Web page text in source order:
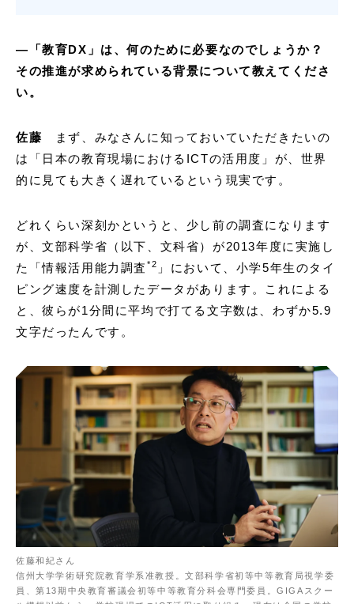
―「教育DX」は、何のために必要なのでしょうか？
その推進が求められている背景について教えてくださ
い。
佐藤
まず、みなさんに知っておいていただきたいの
は「日本の教育現場におけるICTの活用度」が、世界
的に見ても大きく遅れているという現実です。
どれくらい深刻かというと、少し前の調査になります
が、文部科学省（以下、文科省）が2013年度に実施し
た「情報活用能力調査 *2 」において、小学5年生のタイ
ピング速度を計測したデータがあります。これによる
と、彼らが1分間に平均で打てる文字数は、わずか5.9
文字だったんです。
佐藤和紀さん
信州大学学術研究院教育学系准教授。文部科学省初等中等教育局視学委
員、第13期中央教育審議会初等中等教育分科会専門委員。GIGAスクー